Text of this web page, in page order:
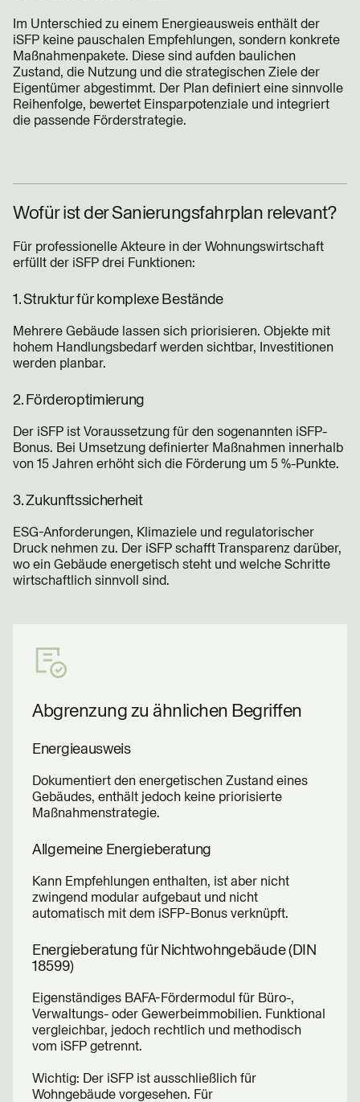
Im Unterschied zu einem Energieausweis enthält der
iSFP keine pauschalen Empfehlungen, sondern konkrete
Maßnahmenpakete. Diese sind aufden baulichen
Zustand, die Nutzung und die strategischen Ziele der
Eigentümer abgestimmt. Der Plan definiert eine sinnvolle
Reihenfolge, bewertet Einsparpotenziale und integriert
die passende Förderstrategie.
Wofür ist der Sanierungsfahrplan relevant?
Für professionelle Akteure in der Wohnungswirtschaft
erfüllt der iSFP drei Funktionen:
1. Struktur für komplexe Bestände
Mehrere Gebäude lassen sich priorisieren. Objekte mit
hohem Handlungsbedarf werden sichtbar, Investitionen
werden planbar.
2. Förderoptimierung
Der iSFP ist Voraussetzung für den sogenannten iSFP-
Bonus. Bei Umsetzung definierter Maßnahmen innerhalb
von 15 Jahren erhöht sich die Förderung um 5 %-Punkte.
3. Zukunftssicherheit
ESG-Anforderungen, Klimaziele und regulatorischer
Druck nehmen zu. Der iSFP schafft Transparenz darüber,
wo ein Gebäude energetisch steht und welche Schritte
wirtschaftlich sinnvoll sind.
Abgrenzung zu ähnlichen Begriffen
Energieausweis
Dokumentiert den energetischen Zustand eines
Gebäudes, enthält jedoch keine priorisierte
Maßnahmenstrategie.
Allgemeine Energieberatung
Kann Empfehlungen enthalten, ist aber nicht
zwingend modular aufgebaut und nicht
automatisch mit dem iSFP-Bonus verknüpft.
Energieberatung für Nichtwohngebäude (DIN
18599)
Eigenständiges BAFA-Fördermodul für Büro-,
Verwaltungs- oder Gewerbeimmobilien. Funktional
vergleichbar, jedoch rechtlich und methodisch
vom iSFP getrennt.
Wichtig: Der iSFP ist ausschließlich für
Wohngebäude vorgesehen. Für